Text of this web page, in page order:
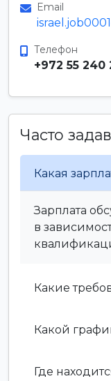
Email
Телефон
+972 55 240
Часто
Какая
Зарплата
в
Какие
Какой
Где